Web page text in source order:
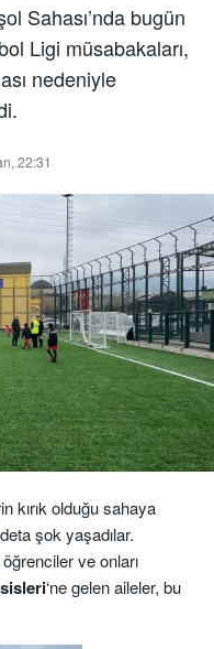
Sahası’nda bugün
Ligi müsabakaları,
nedeniyle
22:31
kırık olduğu sahaya
şok yaşadılar.
ve onları
‘ne gelen aileler, bu